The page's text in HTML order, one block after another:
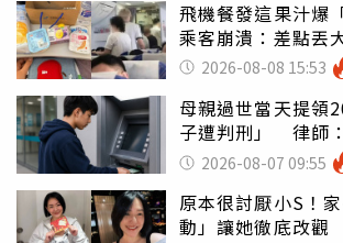
飛機餐發這果汁爆
乘客崩潰：差點
別亂喝
2026-08-08 15:53
母親過世當天提領
子遭判刑」 律師
罪 2026-08-07 09:55
原本很討厭小S！
動」讓她徹底改